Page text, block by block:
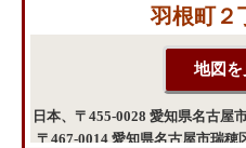
羽根町２
日本、〒455-0028 愛知県名古屋
〒467-0014 愛知県名古屋市瑞